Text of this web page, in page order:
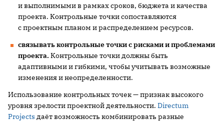
и выполнимыми в рамках сроков, бюджета и качества
проекта. Контрольные точки сопоставляются
с проектным планом и распределением ресурсов.
связывать контрольные точки с рисками и проблемами
проекта. Контрольные точки должны быть
адаптивными и гибкими, чтобы учитывать возможные
изменения и неопределенности.
Использование контрольных точек — признак высокого
уровня зрелости проектной деятельности. Directum
Projects даёт возможность комбинировать разные